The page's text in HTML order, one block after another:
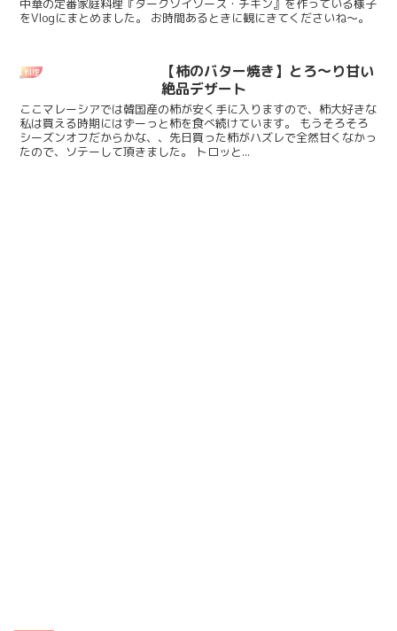
中華の定番家庭料理『ダークソイソース・チキン』を作っている様子
をVlogにまとめました。 お時間あるときに観にきてくださいね～。
料理
【柿のバター焼き】とろ～り甘い
絶品デザート
ここマレーシアでは韓国産の柿が安く手に入りますので、柿大好きな
私は買える時期にはずーっと柿を食べ続けています。 もうそろそろ
シーズンオフだからかな、、先日買った柿がハズレで全然甘くなかっ
たので、ソテーして頂きました。 トロッと...